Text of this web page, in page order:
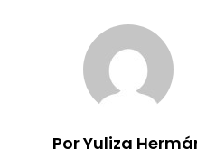
Por Yuliza